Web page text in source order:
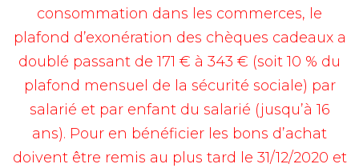
consommation dans les commerces, le
plafond d’exonération des chèques cadeaux a
doublé passant de 171 € à 343 € (soit 10 % du
plafond mensuel de la sécurité sociale) par
salarié et par enfant du salarié (jusqu’à 16
ans). Pour en bénéficier les bons d’achat
doivent être remis au plus tard le 31/12/2020 et